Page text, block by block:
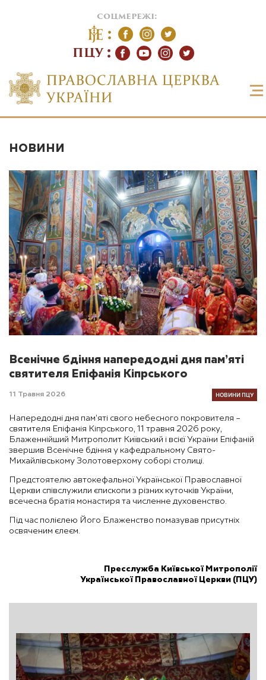
соцмережі:
ПЦУ
НОВИНИ
Всенічне бдіння напередодні дня пам’яті
святителя Епіфанія Кіпрського
11 Травня 2026 НОВИНИ ПЦУ
Напередодні дня пам’яті свого небесного покровителя –
святителя Епіфанія Кіпрського, 11 травня 2026 року,
Блаженнійший Митрополит Київський і всієї України Епіфаній
звершив Всенічне бдіння у кафедральному Свято-
Михайлівському Золотоверхому соборі столиці.
Предстоятелю автокефальної Української Православної
Церкви співслужили єпископи з різних куточків України,
всечесна братія монастиря та численне духовенство.
Під час полієлею Його Блаженство помазував присутніх
освяченим єлеєм.
Пресслужба Київської Митрополії
Української Православної Церкви (ПЦУ)